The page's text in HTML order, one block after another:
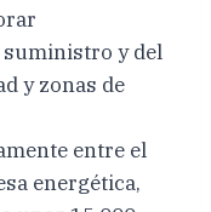
suministro y del
y zonas de
entre el
energética,